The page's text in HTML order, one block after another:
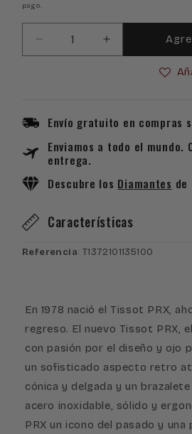
pago.
Reducir
cantidad
PRX
T137.210.11.351.00
Aumentar
cantidad
PRX
Envío gratuito en compras
Enviamos a todo el mundo.
entrega.
Descubre los Diamantes de
Características
Referencia: T1372101135100
En 1978 nació el Tissot PRX,
regreso. El nuevo Tissot PRX,
con pasión por el diseño y ojo
un sofisticado aspecto retro
cónica y delgada y un
acero inoxidable, sólido y
PRX un icono del pasado y una